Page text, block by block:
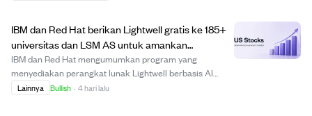
IBM dan Red Hat berikan Lightwell gratis ke 185+
universitas dan LSM AS untuk amankan
perangkat lunak open source.
IBM dan Red Hat mengumumkan program yang
menyediakan perangkat lunak Lightwell berbasis AI
secara gratis kepada lebih dari 185 universitas riset
Lainnya Bullish · 4 hari lalu